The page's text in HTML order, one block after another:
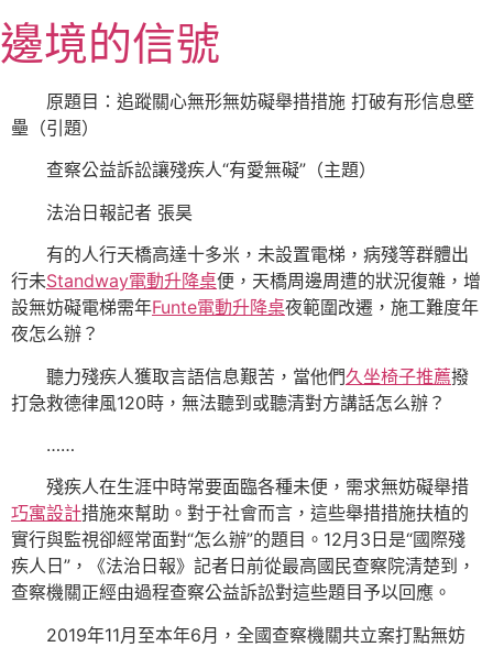
至
主
內
邊境的信號
原題目：追蹤關心無形無妨礙舉措措施 打破有形信息壁
壘（引題）
查察公益訴訟讓殘疾人“有愛無礙”（主題）
法治日報記者 張昊
有的人行天橋高達十多米，未設置電梯，病殘等群體出
行未Standway電動升降桌便，天橋周邊周遭的狀況復雜，增
設無妨礙電梯需年Funte電動升降桌夜範圍改遷，施工難度年
夜怎么辦？
聽力殘疾人獲取言語信息艱苦，當他們久坐椅子推薦撥
打急救德律風120時，無法聽到或聽清對方講話怎么辦？
……
殘疾人在生涯中時常要面臨各種未便，需求無妨礙舉措
巧寓設計措施來幫助。對于社會而言，這些舉措措施扶植的
實行與監視卻經常面對“怎么辦”的題目。12月3日是“國際殘
疾人日”，《法治日報》記者日前從最高國民查察院清楚到，
查察機關正經由過程查察公益訴訟對這些題目予以回應。
2019年11月至本年6月，全國查察機關共立案打點無妨